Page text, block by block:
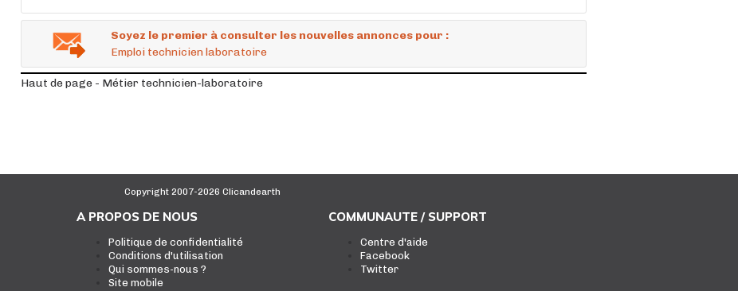
Soyez le premier à consulter les nouvelles annonces pour :
Emploi technicien laboratoire
Haut de page - Métier technicien-laboratoire
Copyright 2007-2026 Clicandearth
A PROPOS DE NOUS
Politique de confidentialité
Conditions d'utilisation
Qui sommes-nous ?
Site mobile
COMMUNAUTE / SUPPORT
Centre d'aide
Facebook
Twitter